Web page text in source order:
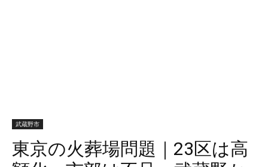
武蔵野市
東京の火葬場問題｜23区は高